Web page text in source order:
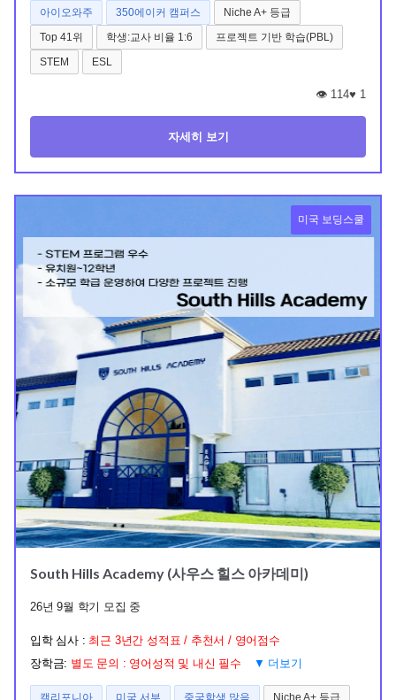
아이오와주 350에이커 캠퍼스
Niche A+ 등급
Top 41위
학생:교사 비율 1:6
프로젝트 기반 학습(PBL)
STEM
ESL
👁️ 114♥ 1
자세히 보기
미국 보딩스쿨
South Hills Academy (사우스 힐스 아카데미)
26년 9월 학기 모집 중
입학 심사 : 최근 3년간 성적표 / 추천서 / 영어점수
장학금: 별도 문의 : 영어성적 및 내신 필수 ▼ 더보기
캘리포니아 미국 서부 중국학생 많음
Niche A+ 등급